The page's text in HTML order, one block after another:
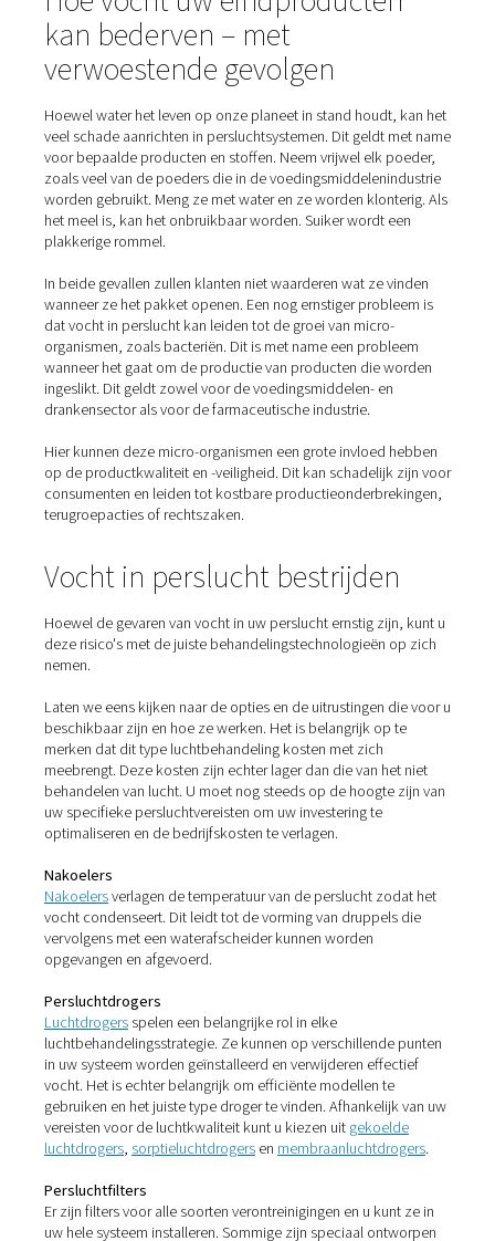
Hoe vocht uw
kan bederven – met
verwoestende gevolgen
Hoewel water het leven op onze planeet in stand
veel schade aanrichten in persluchtsystemen. Dit geldt
voor bepaalde producten en stoffen. Neem vrijwel elk
zoals veel van de poeders die in de
het meel is, kan het onbruikbaar worden. Suiker wordt
plakkerige rommel.
In beide gevallen zullen klanten niet waarderen wat ze
wanneer ze het pakket openen. Een nog ernstiger
dat vocht in perslucht kan leiden tot de groei van micro-
organismen, zoals bacteriën. Dit is met name een
wanneer het gaat om de productie van producten die
ingeslikt. Dit geldt zowel voor de voedingsmiddelen- en
drankensector als voor de farmaceutische industrie.
Hier kunnen deze micro-organismen een grote invloed
op de productkwaliteit en -veiligheid. Dit kan
consumenten en leiden tot kostbare
terugroepacties of rechtszaken.
Vocht in perslucht
Hoewel de gevaren van vocht in uw perslucht ernstig